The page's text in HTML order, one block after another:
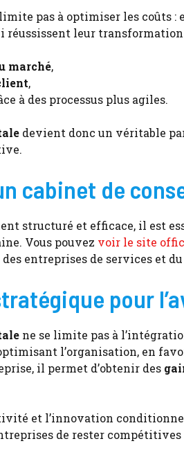
pas à optimiser les coûts :
réussissent leur transformation
marché,
,
à des processus plus agiles.
devient donc un véritable
cabinet de
structuré et efficace, il est
Vous pouvez voir le site
entreprises de services et
pour
ne se limite pas à
l’organisation, en
il permet d’obtenir des
et l’innovation
de rester compétitives